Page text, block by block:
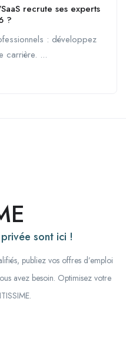
recrute ses experts
?
: développez
carrière. ...
sont ici !
publiez vos offres d’emploi
avez besoin. Optimisez votre